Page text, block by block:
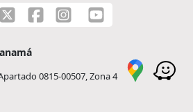
0815-00507, Zona 4